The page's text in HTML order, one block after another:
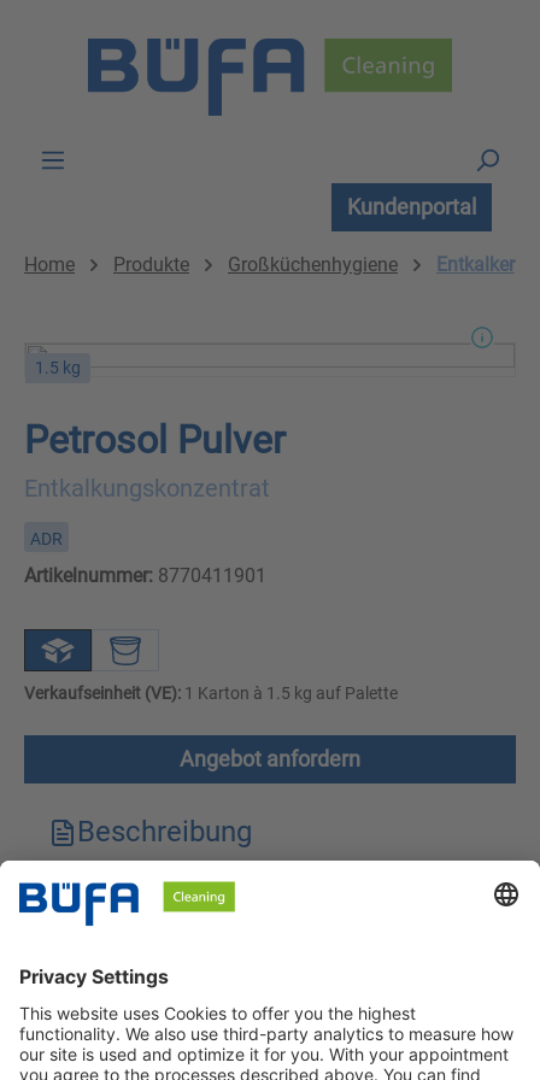
Kundenportal
Home Produkte Großküchenhygiene Entkalker
1.5 kg
Petrosol Pulver
Entkalkungskonzentrat
ADR
Artikelnummer: 8770411901
Verkaufseinheit (VE): 1 Karton à 1.5 kg auf Palette
Angebot anfordern
Beschreibung
Technische Merkmale
Sicherheitshinweise